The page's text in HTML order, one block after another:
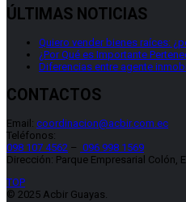
ÚLTIMAS NOTICIAS
Quiero vender bienes raíces:
¿Por Qué es Importante
Diferencias entre agente
CONTACTOS
Email: coordinacion@acbir.com.ec
Teléfonos:
098 107 4562 – 096 998 1569
Dirección: Parque Empresarial Colón,
TOP
© 2025 Acbir Guayas.